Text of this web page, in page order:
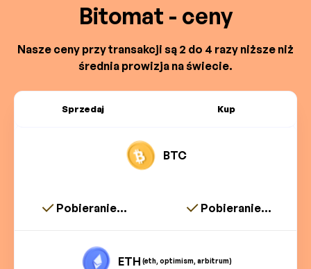
Bitomat - ceny
Nasze ceny przy transakcji są 2 do 4 razy niższe niż
średnia prowizja na świecie.
Sprzedaj Kup
BTC
Pobieranie... Pobieranie...
ETH (eth, optimism, arbitrum)